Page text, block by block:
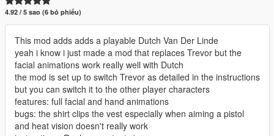
4.92 / 5 sao (6 bỏ phiếu)
This mod adds adds a playable Dutch Van Der Linde
yeah i know i just made a mod that replaces Trevor but the
facial animations work really well with Dutch
the mod is set up to switch Trevor as detailed in the instructions
but you can switch it to the other player characters
features: full facial and hand animations
bugs: the shirt clips the vest especially when aiming a pistol
and heat vision doesn't really work